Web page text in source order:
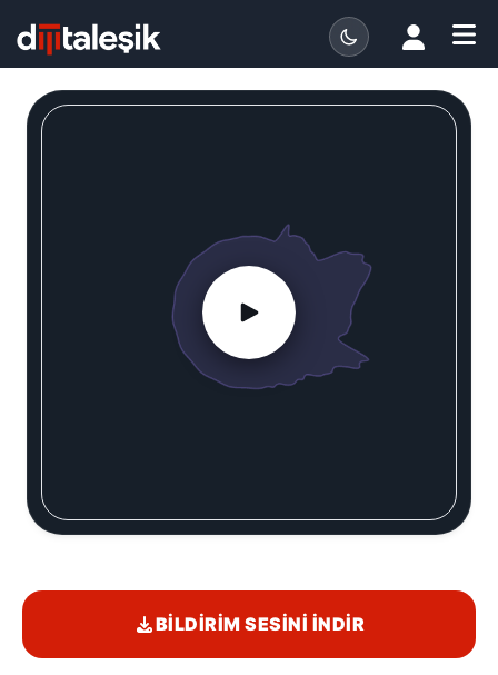
BILDIRIM SESINI İNDIR